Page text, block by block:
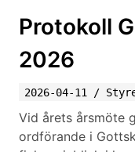
Protokoll
2026
2026-04-11 /
Vid årets årsmöte
ordförande i